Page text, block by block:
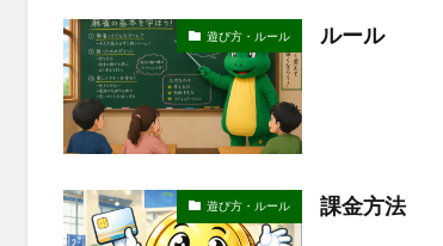
遊び方・ルール ルール
遊び方・ルール 課金方法